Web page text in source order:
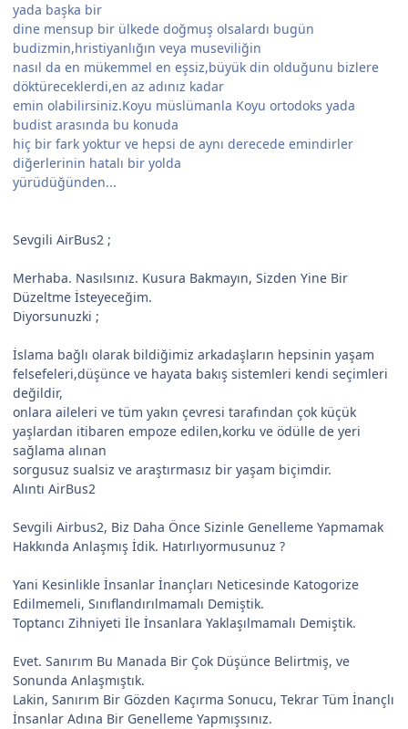
yada başka bir
dine mensup bir ülkede doğmuş olsalardı bugün
budizmin,hristiyanlığın veya museviliğin
nasıl da en mükemmel en eşsiz,büyük din olduğunu bizlere
döktüreceklerdi,en az adınız kadar
emin olabilirsiniz.Koyu müslümanla Koyu ortodoks yada
budist arasında bu konuda
hiç bir fark yoktur ve hepsi de aynı derecede emindirler
diğerlerinin hatalı bir yolda
yürüdüğünden...
Sevgili AirBus2 ;
Merhaba. Nasılsınız. Kusura Bakmayın, Sizden Yine Bir
Düzeltme İsteyeceğim.
Diyorsunuzki ;
İslama bağlı olarak bildiğimiz arkadaşların hepsinin yaşam
felsefeleri,düşünce ve hayata bakış sistemleri kendi seçimleri
değildir,
onlara aileleri ve tüm yakın çevresi tarafından çok küçük
yaşlardan itibaren empoze edilen,korku ve ödülle de yeri
sağlama alınan
sorgusuz sualsiz ve araştırmasız bir yaşam biçimdir.
Alıntı AirBus2
Sevgili Airbus2, Biz Daha Önce Sizinle Genelleme Yapmamak
Hakkında Anlaşmış İdik. Hatırlıyormusunuz ?
Yani Kesinlikle İnsanlar İnançları Neticesinde Katogorize
Edilmemeli, Sınıflandırılmamalı Demiştik.
Toptancı Zihniyeti İle İnsanlara Yaklaşılmamalı Demiştik.
Evet. Sanırım Bu Manada Bir Çok Düşünce Belirtmiş, ve
Sonunda Anlaşmıştık.
Lakin, Sanırım Bir Gözden Kaçırma Sonucu, Tekrar Tüm İnançlı
İnsanlar Adına Bir Genelleme Yapmışsınız.